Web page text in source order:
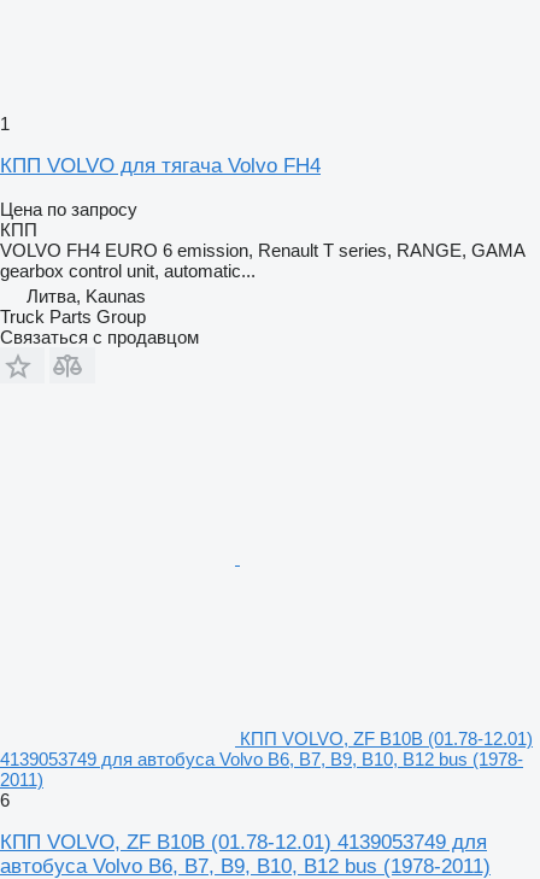
1
КПП VOLVO для тягача Volvo FH4
Цена по запросу
КПП
VOLVO FH4 EURO 6 emission, Renault T series, RANGE, GAMA
gearbox control unit, automatic...
Литва, Kaunas
Truck Parts Group
Связаться с продавцом
КПП VOLVO, ZF B10B (01.78-12.01)
4139053749 для автобуса Volvo B6, B7, B9, B10, B12 bus (1978-
2011)
6
КПП VOLVO, ZF B10B (01.78-12.01) 4139053749 для
автобуса Volvo B6, B7, B9, B10, B12 bus (1978-2011)